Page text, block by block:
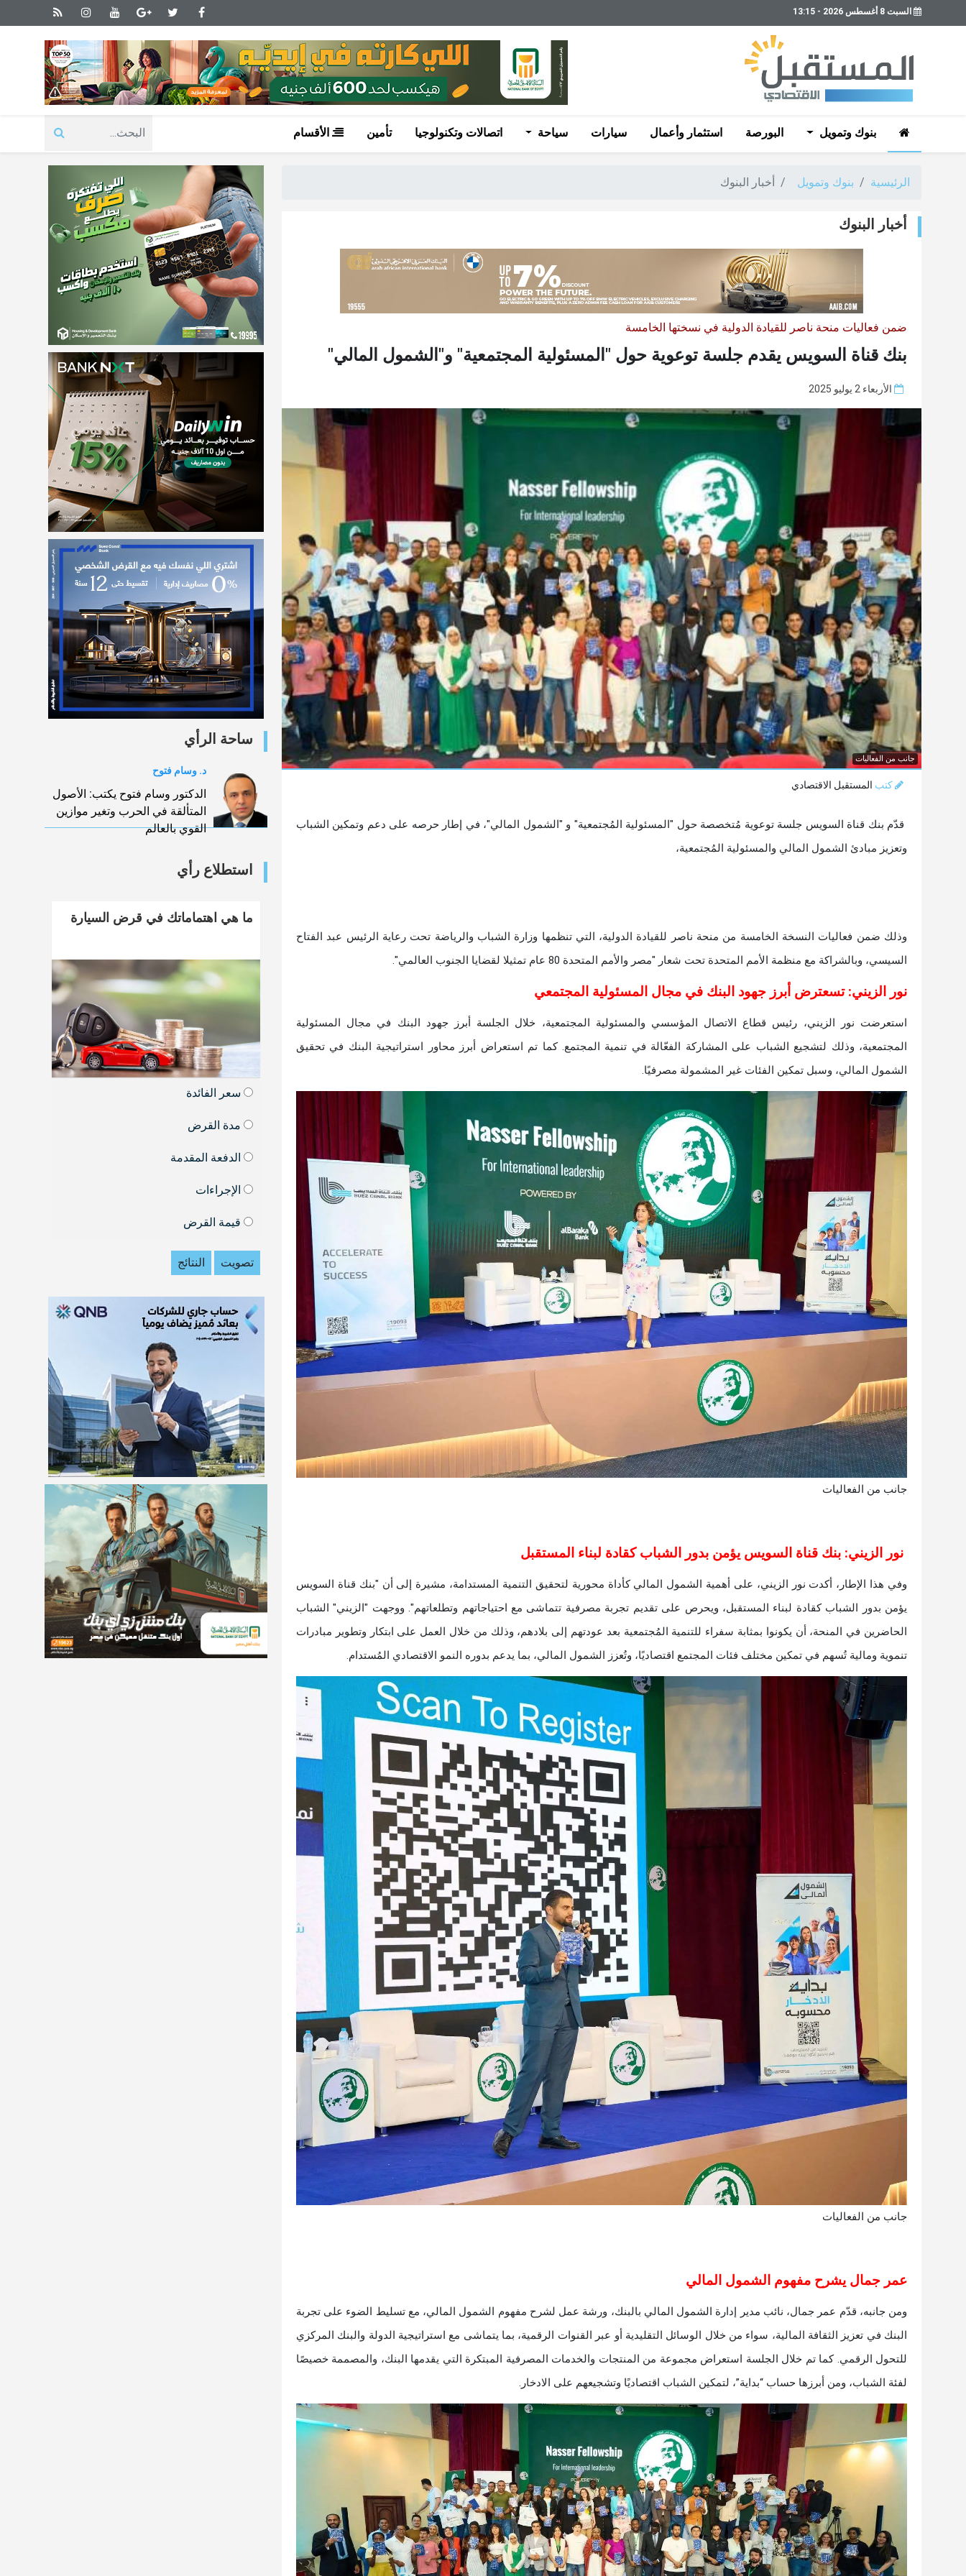
السبت 8 أغسطس 2026 - 13:15
بنوك وتمويل البورصة استثمار وأعمال سيارات سياحة اتصالات وتكنولوجيا تأمين الأقسام
الرئيسية بنوك وتمويل أخبار البنوك
أخبار البنوك
ضمن فعاليات منحة ناصر للقيادة الدولية في نسختها الخامسة
بنك قناة السويس يقدم جلسة توعوية حول "المسئولية المجتمعية" و"الشمول المالي"
الأربعاء 2 يوليو 2025
جانب من الفعاليات
كتب المستقبل الاقتصادي
قدّم بنك قناة السويس جلسة توعوية مُتخصصة حول "المسئولية المُجتمعية" و "الشمول المالي"، في إطار حرصه على دعم وتمكين الشباب
وتعزيز مبادئ الشمول المالي والمسئولية المُجتمعية،
وذلك ضمن فعاليات النسخة الخامسة من منحة ناصر للقيادة الدولية، التي تنظمها وزارة الشباب والرياضة تحت رعاية الرئيس عبد الفتاح
السيسي، وبالشراكة مع منظمة الأمم المتحدة تحت شعار "مصر والأمم المتحدة 80 عام تمثيلا لقضايا الجنوب العالمي".
نور الزيني: تسعترض أبرز جهود البنك في مجال المسئولية المجتمعي
استعرضت نور الزيني، رئيس قطاع الاتصال المؤسسي والمسئولية المجتمعية، خلال الجلسة أبرز جهود البنك في مجال المسئولية
المجتمعية، وذلك لتشجيع الشباب على المشاركة الفعّالة في تنمية المجتمع. كما تم استعراض أبرز محاور استراتيجية البنك في تحقيق
الشمول المالي، وسبل تمكين الفئات غير المشمولة مصرفيًا.
جانب من الفعاليات
نور الزيني: بنك قناة السويس يؤمن بدور الشباب كقادة لبناء المستقبل
وفي هذا الإطار، أكدت نور الزيني، على أهمية الشمول المالي كأداة محورية لتحقيق التنمية المستدامة، مشيرة إلى أن "بنك قناة السويس
يؤمن بدور الشباب كقادة لبناء المستقبل، ويحرص على تقديم تجربة مصرفية تتماشى مع احتياجاتهم وتطلعاتهم". ووجهت "الزيني" الشباب
الحاضرين في المنحة، أن يكونوا بمثابة سفراء للتنمية المُجتمعية بعد عودتهم إلى بلادهم، وذلك من خلال العمل على ابتكار وتطوير مبادرات
تنموية ومالية تُسهم في تمكين مختلف فئات المجتمع اقتصاديًا، وتُعزز الشمول المالي، بما يدعم بدوره النمو الاقتصادي المُستدام.
جانب من الفعاليات
عمر جمال يشرح مفهوم الشمول المالي
ومن جانبه، قدّم عمر جمال، نائب مدير إدارة الشمول المالي بالبنك، ورشة عمل لشرح مفهوم الشمول المالي، مع تسليط الضوء على تجربة
البنك في تعزيز الثقافة المالية، سواء من خلال الوسائل التقليدية أو عبر القنوات الرقمية، بما يتماشى مع استراتيجية الدولة والبنك المركزي
للتحول الرقمي. كما تم خلال الجلسة استعراض مجموعة من المنتجات والخدمات المصرفية المبتكرة التي يقدمها البنك، والمصممة خصيصًا
لفئة الشباب، ومن أبرزها حساب “بداية”، لتمكين الشباب اقتصاديًا وتشجيعهم على الادخار.
ساحة الرأي
د. وسام فتوح
الدكتور وسام فتوح يكتب: الأصول
المتألقة في الحرب وتغير موازين
القوي بالعالم
استطلاع رأي
ما هي اهتماماتك في قرض السيارة
سعر الفائدة
مدة القرض
الدفعة المقدمة
الإجراءات
قيمة القرض
تصويت النتائج